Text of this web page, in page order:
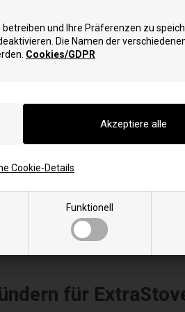
und Ihre Präferenzen zu
Die Namen der
Cookies/GDPR
Funktionell
Cookie-Details
Qualität und
Diese essenziellen Komponenten sind
Ofens sowie der Senkung der
hochwertige Ersatzteile, auf die Sie sich
beeinflussen direkt die
optimalen Betrieb, sparen Energie
für